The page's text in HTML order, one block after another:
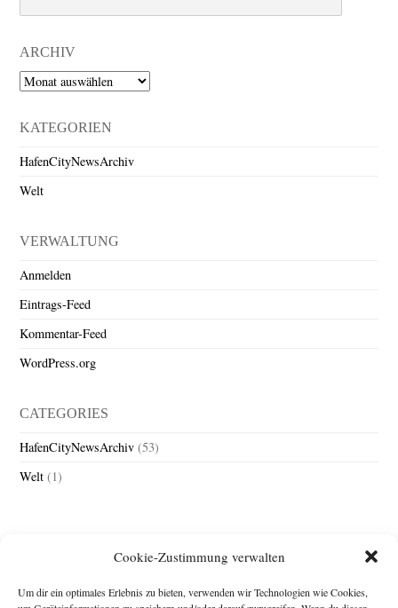
Cookie-Zustimmung verwalten
Um dir ein optimales Erlebnis zu bieten, verwenden wir Technologien wie Cookies,
ARCHIV
Archiv
KATEGORIEN
HafenCityNewsArchiv
Welt
VERWALTUNG
Anmelden
Eintrags-Feed
Kommentar-Feed
WordPress.org
CATEGORIES
HafenCityNewsArchiv (53)
Welt (1)